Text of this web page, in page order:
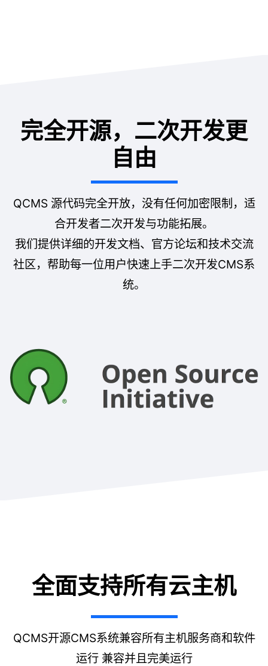
完全开源，二次开发更
自由
QCMS 源代码完全开放，没有任何加密限制，适
合开发者二次开发与功能拓展。
我们提供详细的开发文档、官方论坛和技术交流
社区，帮助每一位用户快速上手二次开发CMS系
统。
全面支持所有云主机
QCMS开源CMS系统兼容所有主机服务商和软件
运行 兼容并且完美运行